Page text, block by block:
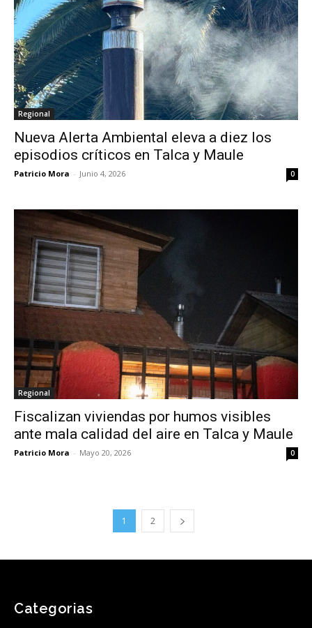
Regional
Nueva Alerta Ambiental eleva a diez los
episodios críticos en Talca y Maule
Patricio Mora - Junio 4, 2026 0
Regional
Fiscalizan viviendas por humos visibles
ante mala calidad del aire en Talca y Maule
Patricio Mora - Mayo 20, 2026 0
1 2
Categorias